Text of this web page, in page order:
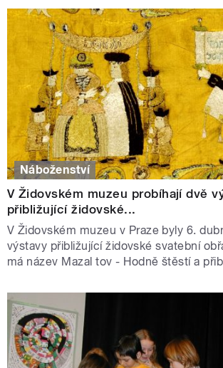
Náboženství
V Židovském muzeu probíhají dvě
přibližující židovské...
V Židovském muzeu v Praze byly 6.
výstavy přibližující židovské svatební
má název Mazal tov - Hodně štěstí a